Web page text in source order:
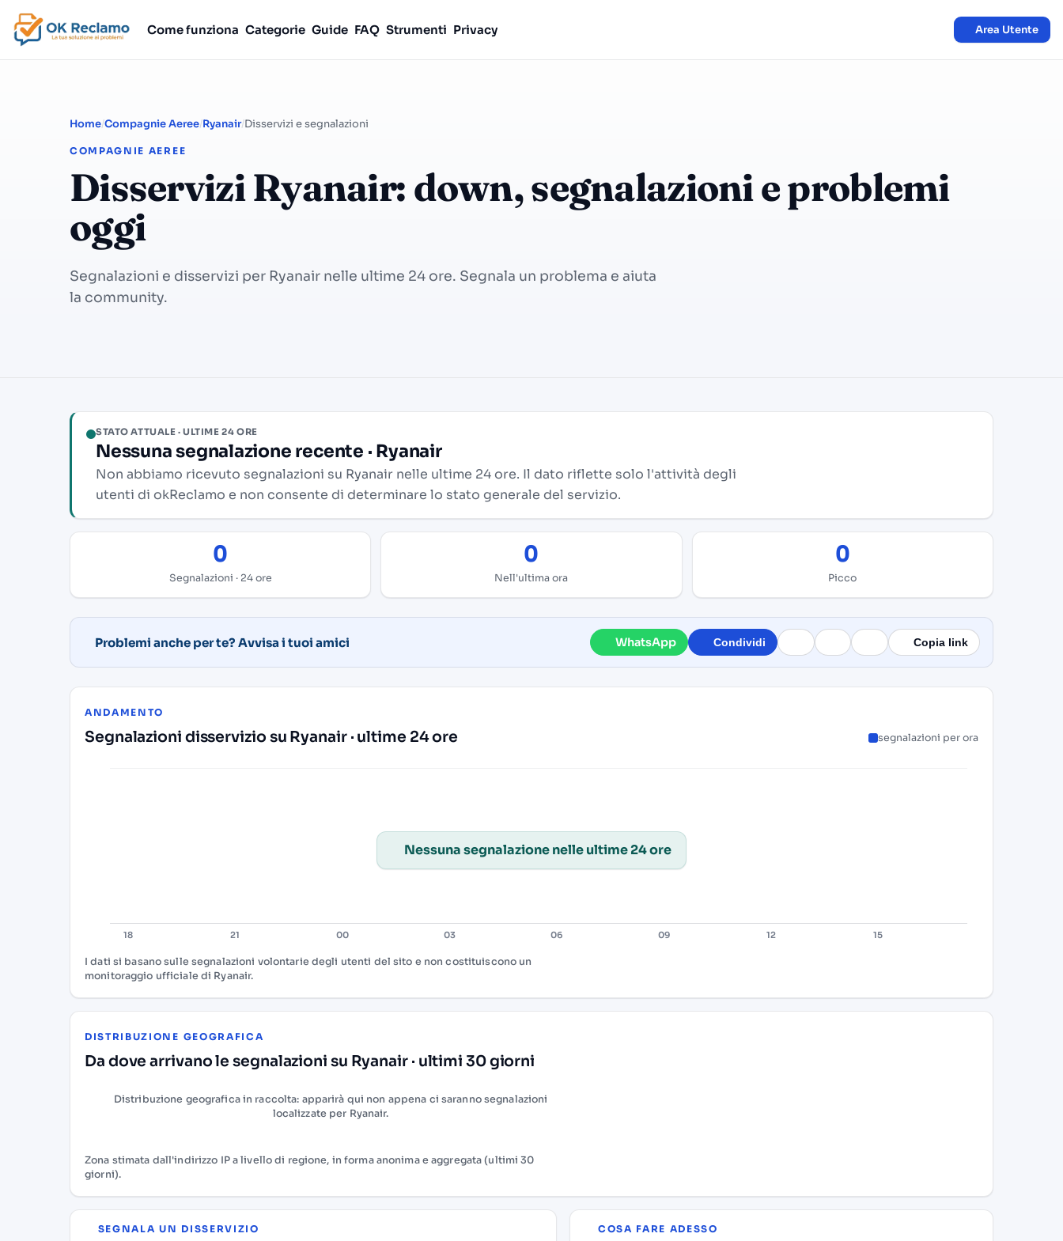
Come funziona Categorie Guide FAQ Strumenti Privacy Area Utente
Home Compagnie Aeree Ryanair Disservizi e segnalazioni
COMPAGNIE AEREE
Disservizi Ryanair: down, segnalazioni e problemi
oggi
Segnalazioni e disservizi per Ryanair nelle ultime 24 ore. Segnala un problema e aiuta
la community.
STATO ATTUALE · ULTIME 24 ORE
Nessuna segnalazione recente · Ryanair
Non abbiamo ricevuto segnalazioni su Ryanair nelle ultime 24 ore. Il dato riflette solo l'attività degli
utenti di okReclamo e non consente di determinare lo stato generale del servizio.
0
Segnalazioni · 24 ore
0
Nell'ultima ora
0
Picco
Problemi anche per te? Avvisa i tuoi amici WhatsApp Condividi Copia link
ANDAMENTO
Segnalazioni disservizio su Ryanair · ultime 24 ore segnalazioni per ora
Nessuna segnalazione nelle ultime 24 ore
I dati si basano sulle segnalazioni volontarie degli utenti del sito e non costituiscono un
monitoraggio ufficiale di Ryanair.
DISTRIBUZIONE GEOGRAFICA
Da dove arrivano le segnalazioni su Ryanair · ultimi 30 giorni
Distribuzione geografica in raccolta: apparirà qui non appena ci saranno segnalazioni
localizzate per Ryanair.
Zona stimata dall'indirizzo IP a livello di regione, in forma anonima e aggregata (ultimi 30
giorni).
SEGNALA UN DISSERVIZIO COSA FARE ADESSO